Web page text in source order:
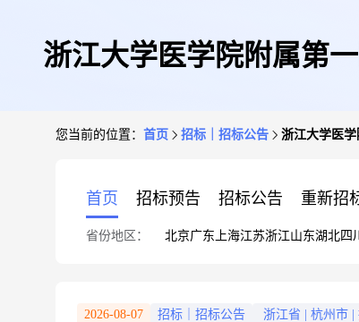
浙江大学医学院附属第
您当前的位置： 首页 招标｜招标公告 浙江大学医
首页 招标预告 招标公告 重新招
省份地区： 北京广东 上海江苏浙江山东湖北四川
2026-08-07 招标｜招标公告 浙江省 杭州市